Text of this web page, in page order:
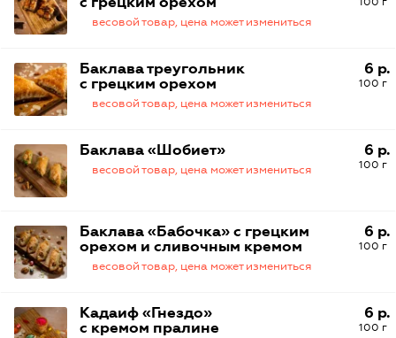
весовой товар, цена может измениться
6 р.
100 г
Баклава треугольник
с грецким орехом
весовой товар, цена может измениться
6 р.
100 г
Баклава «Шобиет»
весовой товар, цена может измениться
6 р.
100 г
Баклава «Бабочка» с грецким
орехом и сливочным кремом
весовой товар, цена может измениться
6 р.
100 г
Кадаиф «Гнездо»
с кремом пралине